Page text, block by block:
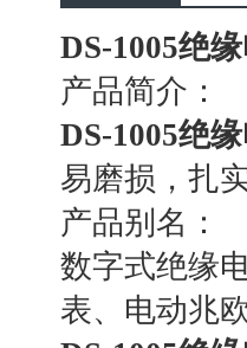
DS-1005绝
产品简介：
DS-1005绝
易磨损，扎
产品别名：
数字式绝缘
表、电动兆